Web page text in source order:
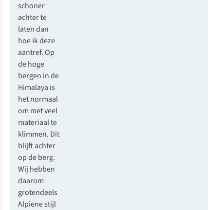
schoner
achter te
laten dan
hoe ik deze
aantref. Op
de hoge
bergen in de
Himalaya is
het normaal
om met veel
materiaal te
klimmen. Dit
blijft achter
op de berg.
Wij hebben
daarom
grotendeels
Alpiene stijl